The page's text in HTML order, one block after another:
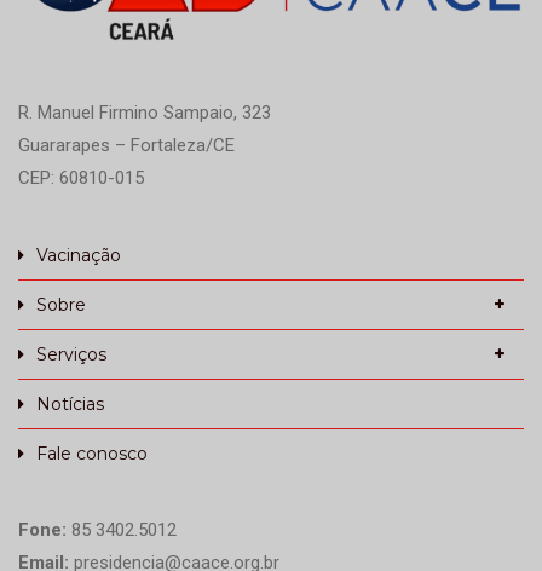
R. Manuel Firmino Sampaio, 323
Guararapes – Fortaleza/CE
CEP: 60810-015
Vacinação
Sobre
Serviços
Notícias
Fale conosco
Fone: 85 3402.5012
Email: presidencia@caace.org.br